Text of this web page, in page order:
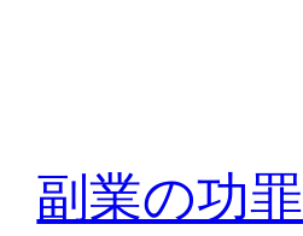
副業の功罪